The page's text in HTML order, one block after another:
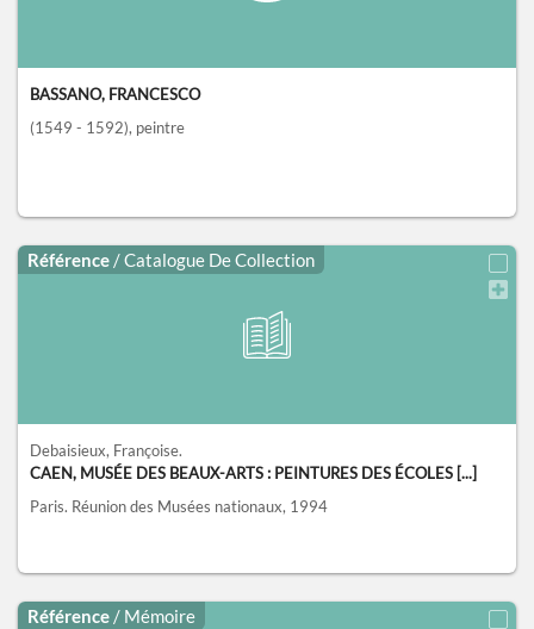
BASSANO, FRANCESCO
(1549 - 1592), peintre
Référence / Catalogue De Collection
Debaisieux, Françoise.
CAEN, MUSÉE DES BEAUX-ARTS : PEINTURES DES ÉCOLES [...]
Paris. Réunion des Musées nationaux, 1994
Référence / Mémoire